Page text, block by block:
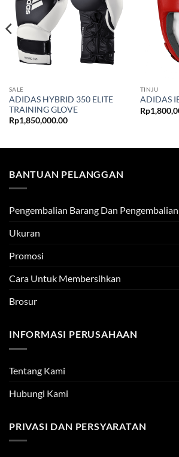
SALE
ADIDAS HYBRID 350 ELITE
TRAINING GLOVE
Rp1,850,000.00
TINJU
ADIDAS
Rp
BANTUAN PELANGGAN
Pengembalian Barang Dan
Ukuran
Promosi
Cara Untuk Membersihkan
Brosur
INFORMASI PERUSAHAAN
Tentang Kami
Hubungi Kami
PRIVASI DAN PERSYARATAN